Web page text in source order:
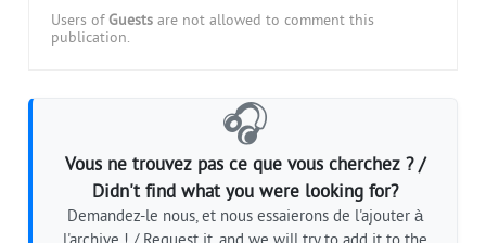
Users of Guests are not allowed to comment this
publication.
🎧
Vous ne trouvez pas ce que vous cherchez ? /
Didn't find what you were looking for?
Demandez-le nous, et nous essaierons de l'ajouter à